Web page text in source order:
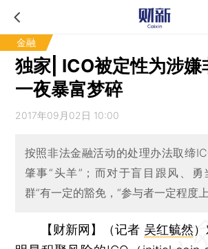
金融
独家| ICO被定性为涉嫌
一夜暴富梦碎
2017年09月02日 10:00
按照非法金融活动的处理办法取缔
肇事“头羊”；而对于盲目跟风、勇
群”有一定的豁免，“参与者一定程度
【财新网】（记者 吴红毓然）